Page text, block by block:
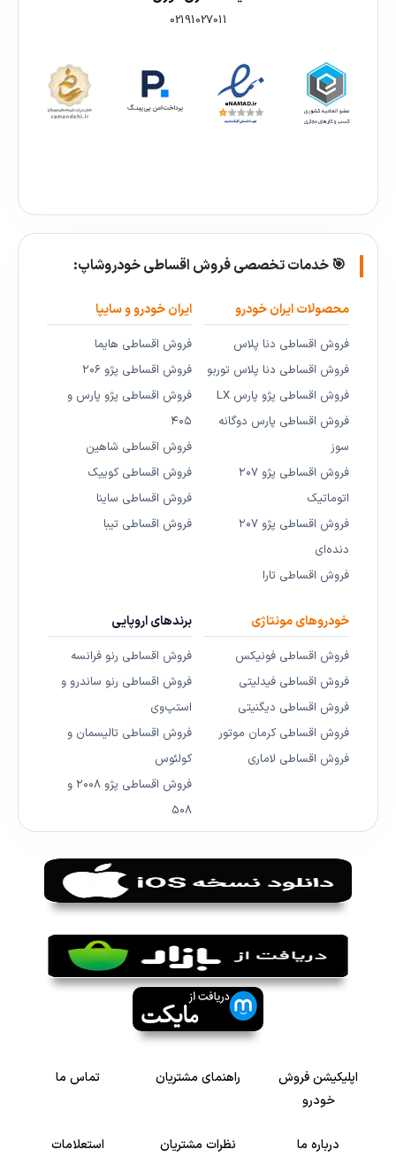
02191027011
🎯 خدمات تخصصی فروش اقساطی خودروشاپ:
محصولات ایران خودرو
فروش اقساطی دنا پلاس
فروش اقساطی دنا پلاس توربو
فروش اقساطی پژو پارس LX
فروش اقساطی پارس دوگانه
سوز
فروش اقساطی پژو ۲۰۷
اتوماتیک
فروش اقساطی پژو ۲۰۷
دنده‌ای
فروش اقساطی تارا
ایران خودرو و سایپا
فروش اقساطی هایما
فروش اقساطی پژو ۲۰۶
فروش اقساطی پژو پارس و
۴۰۵
فروش اقساطی شاهین
فروش اقساطی کوییک
فروش اقساطی ساینا
فروش اقساطی تیبا
خودروهای مونتاژی
فروش اقساطی فونیکس
فروش اقساطی فیدلیتی
فروش اقساطی دیگنیتی
فروش اقساطی کرمان موتور
فروش اقساطی لاماری
برندهای اروپایی
فروش اقساطی رنو فرانسه
فروش اقساطی رنو ساندرو و
استپ‌وی
فروش اقساطی تالیسمان و
کولئوس
فروش اقساطی پژو ۲۰۰۸ و
۵۰۸
اپلیکیشن فروش
خودرو
راهنمای مشتریان تماس ما
درباره ما نظرات مشتریان استعلامات